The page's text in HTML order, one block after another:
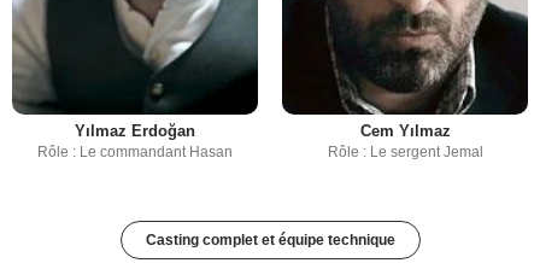
Yılmaz Erdoğan
Rôle : Le commandant Hasan
Cem Yılmaz
Rôle : Le sergent Jemal
Casting complet et équipe technique